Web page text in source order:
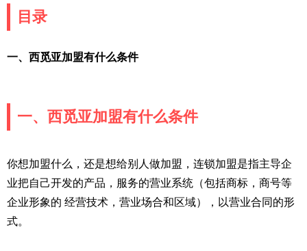
目录
一、西觅亚加盟有什么条件
一、西觅亚加盟有什么条件
你想加盟什么，还是想给别人做加盟，连锁加盟是指主导企
业把自己开发的产品，服务的营业系统（包括商标，商号等
企业形象的 经营技术，营业场合和区域），以营业合同的形
式。